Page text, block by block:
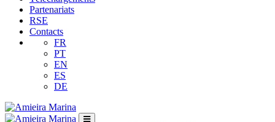
Partenariats
RSE
Contacts
FR
PT
EN
ES
DE